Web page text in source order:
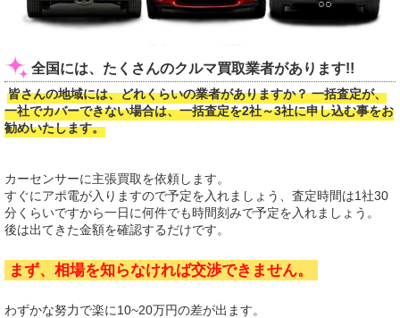
全国には、たくさんのクルマ買取業者があります!!
皆さんの地域には、どれくらいの業者がありますか？ 一括査定が、
一社でカバーできない場合は、一括査定を2社～3社に申し込む事をお
勧めいたします。
カーセンサーに主張買取を依頼します。
すぐにアポ電が入りますので予定を入れましょう、査定時間は1社30
分くらいですから一日に何件でも時間刻みで予定を入れましょう。
後は出てきた金額を確認するだけです。
まず、相場を知らなければ交渉できません。
わずかな努力で楽に10~20万円の差が出ます。